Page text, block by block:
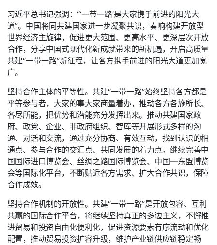
习近平总书记强调：“‘一带一路’是大家携手前进的阳光大
道”。中国将同共建国家进一步凝聚共识，奏响构建开放型
世界经济主旋律，促进更大范围、更高水平、更深层次开放
合作，分享中国式现代化新成就带来的新机遇，开启高质量
共建“一带一路”新征程，让各方携手前进的阳光大道更加宽
广。
坚持合作主体的平等性。共建“一带一路”始终坚持各方都是
平等参与者，大家的事大家商量着办，推动各方各施所长、
各尽所能，把优势和潜能充分发挥出来。推动共建国家政
府、政党、企业、非政府组织、智库等开展形式多样的沟
通、对话和交流，通过充分协商、有效互动，找到认识的相
通点、参与合作的交汇点、共同发展的着力点。继续完善中
国国际进口博览会、丝绸之路国际博览会、中国—东盟博览
会等国际化平台，不断贴近各方需求、扩大合作共识，保障
合作成效。
坚持合作机制的开放性。共建“一带一路”是开放包容、互利
共赢的国际合作平台，将继续坚持真正的多边主义，不懈推
进贸易和投资自由化便利化，促进资源要素有序流动和优化
配置，推动贸易投资扩容升级，维护产业链供应链稳定畅